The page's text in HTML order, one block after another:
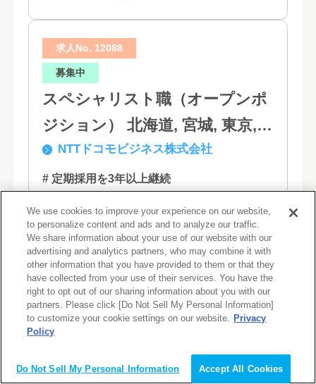
求人No. 12088
募集中
スペシャリスト職（オープンポ
ジション） 北海道, 宮城, 東京,
石川, 愛知, 大阪, 広島, 香川, 福岡
NTTドコモビジネス株式会社
# 定期採用を3年以上継続
# 障がい者社員が3年以上継続勤務している
# 障がい者社員の役職者がいる
# フルリモート# 在宅週2,3回程度
# 在宅勤務相談可
モバイルからサービス・ソリューションま
で事業領域をより拡大していくために、
モグループとして生まれ変わりました。 私
We use cookies to improve your experience on our website,
to personalize content and ads and to analyze our traffic.
We share information about your use of our website with our
advertising and analytics partners, who may combine it with
other information that you have provided to them or that they
have collected from your use of their services. You have the
right to opt out of our sharing information about you with our
partners. Please click [Do Not Sell My Personal Information]
to customize your cookie settings on our website. Privacy
Policy
Do Not Sell My Personal Information Accept All Cookies